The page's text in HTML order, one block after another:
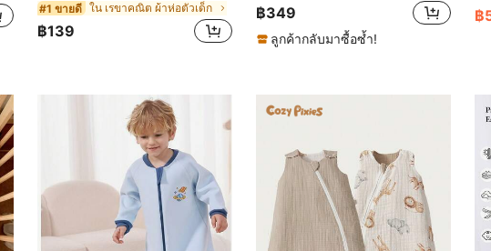
#1 ขายดี ใน เรขาคณิต ผ้าห่อตัวเด็ก
฿139
฿349
ลูกค้ากลับมาซื้อซ้ำ!
฿